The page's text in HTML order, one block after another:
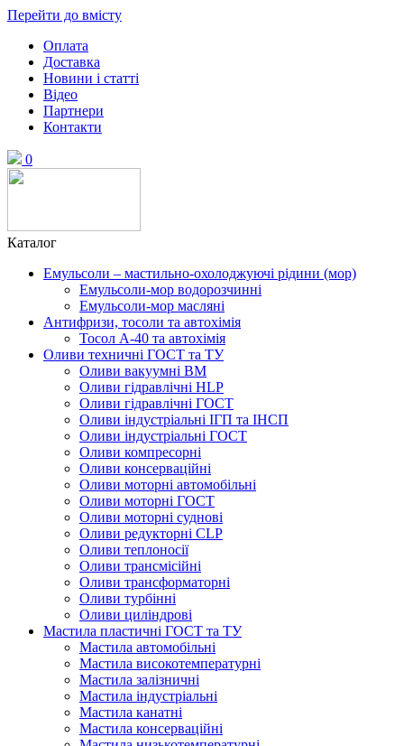
Перейти до вмісту
Оплата
Доставка
Новини і статті
Відео
Партнери
Контакти
0
Каталог
Емульсоли – мастильно-охолоджуючі рідини (мор)
Емульсоли-мор водорозчинні
Емульсоли-мор масляні
Антифризи, тосоли та автохімія
Тосол А-40 та автохімія
Оливи техничні ГОСТ та ТУ
Оливи вакуумні ВМ
Оливи гідравлічні HLP
Оливи гідравлічні ГОСТ
Оливи індустріальні ІГП та ІНСП
Оливи індустріальні ГОСТ
Оливи компресорні
Оливи консерваційні
Оливи моторні автомобільні
Оливи моторні ГОСТ
Оливи моторні суднові
Оливи редукторні CLP
Оливи теплоносії
Оливи трансмісійні
Оливи трансформаторні
Оливи турбінні
Оливи циліндрові
Мастила пластичні ГОСТ та ТУ
Мастила автомобільні
Мастила високотемпературні
Мастила залізничні
Мастила індустріальні
Мастила канатні
Мастила консерваційні